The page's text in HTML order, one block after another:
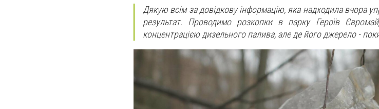
Дякую всім за довідкову інформацію, яка надходила вчора
результат. Проводимо розкопки в парку Героїв
концентрацією дизельного палива, але де його джерело -